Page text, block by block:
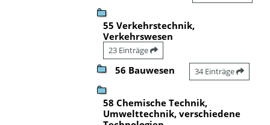
55 Verkehrstechnik,
Verkehrswesen
23 Einträge
56 Bauwesen 34 Einträge
58 Chemische Technik,
Umwelttechnik, verschiedene